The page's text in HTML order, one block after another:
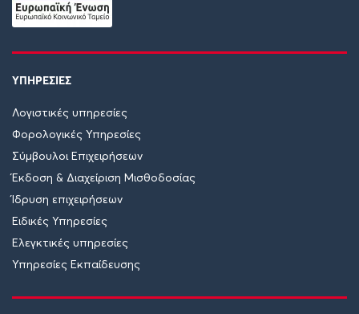
ΥΠΗΡΕΣΙΕΣ
Λογιστικές υπηρεσίες
Φορολογικές Υπηρεσίες
Σύμβουλοι Επιχειρήσεων
Έκδοση & Διαχείριση Μισθοδοσίας
Ίδρυση επιχειρήσεων
Ειδικές Υπηρεσίες
Ελεγκτικές υπηρεσίες
Υπηρεσίες Εκπαίδευσης